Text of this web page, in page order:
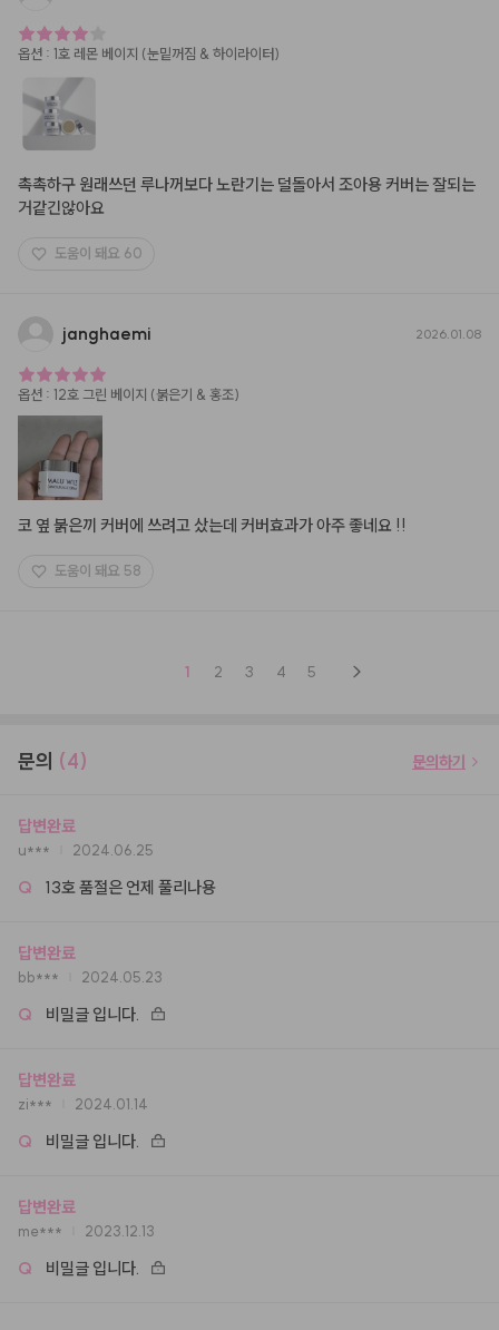
옵션 : 1호 레몬 베이지 (눈밑꺼짐 & 하이라이터)
촉촉하구 원래쓰던 루나꺼보다 노란기는 덜돌아서 조아용 커버는 잘되는
거같긴않아요
도움이 돼요 60
janghaemi 2026.01.08
옵션 : 12호 그린 베이지 (붉은기 & 홍조)
코 옆 붉은끼 커버에 쓰려고 샀는데 커버효과가 아주 좋네요 !!
도움이 돼요 58
1 2 3 4 5
문의 (4) 문의하기
답변완료
u*** 2024.06.25
Q 13호 품절은 언제 풀리나용
답변완료
bb*** 2024.05.23
Q 비밀글 입니다.
답변완료
zi*** 2024.01.14
Q 비밀글 입니다.
답변완료
me*** 2023.12.13
Q 비밀글 입니다.